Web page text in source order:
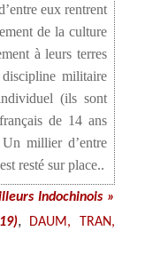
eux rentrent
de la culture
à leurs terres
militaire
(ils sont
de 14 ans
millier d’entre
resté sur place..
Indochinois »
,
DAUM, TRAN,